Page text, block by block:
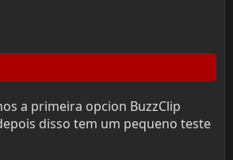
a primeira opcion BuzzClip
disso tem um pequeno teste